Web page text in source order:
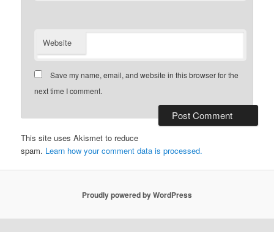
Website
Save my name, email, and website in this browser for the
next time I comment.
This site uses Akismet to reduce
spam. Learn how your comment data is processed.
Proudly powered by WordPress